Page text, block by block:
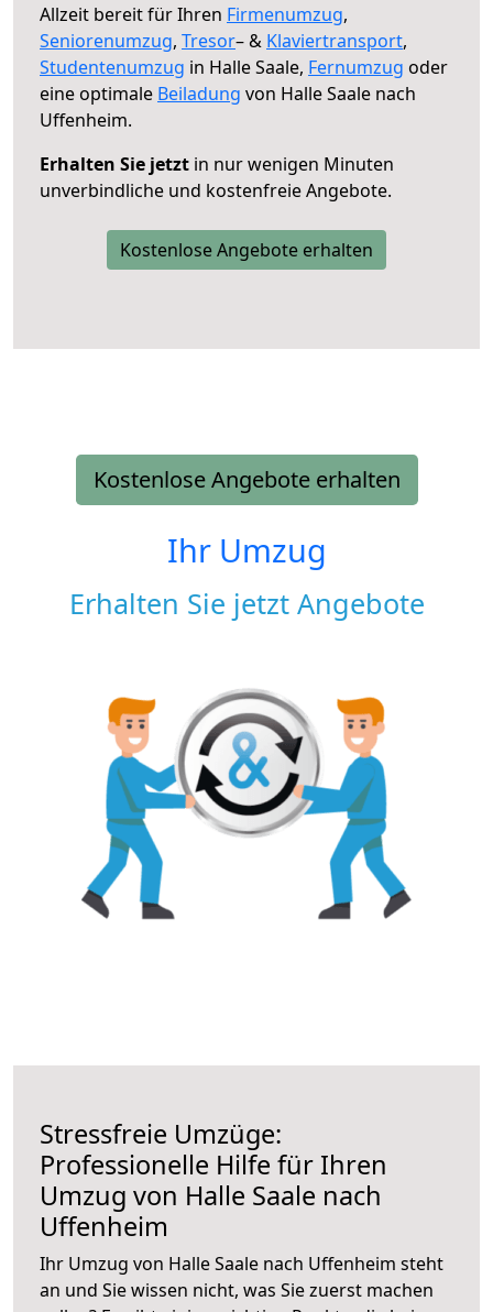
Allzeit bereit für Ihren Firmenumzug,
Seniorenumzug, Tresor– & Klaviertransport,
Studentenumzug in Halle Saale, Fernumzug oder
eine optimale Beiladung von Halle Saale nach
Uffenheim.
Erhalten Sie jetzt in nur wenigen Minuten
unverbindliche und kostenfreie Angebote.
Kostenlose Angebote erhalten
Kostenlose Angebote erhalten
Ihr Umzug
Erhalten Sie jetzt Angebote
Stressfreie Umzüge:
Professionelle Hilfe für Ihren
Umzug von Halle Saale nach
Uffenheim
Ihr Umzug von Halle Saale nach Uffenheim steht
an und Sie wissen nicht, was Sie zuerst machen